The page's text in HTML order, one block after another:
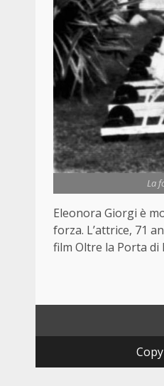
La
Eleonora Giorgi è
forza. L’attrice, 71
film Oltre la Porta di